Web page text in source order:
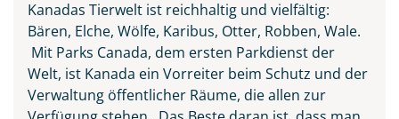
Kanadas Tierwelt ist reichhaltig und vielfältig:
Bären, Elche, Wölfe, Karibus, Otter, Robben, Wale.
Mit Parks Canada, dem ersten Parkdienst der
Welt, ist Kanada ein Vorreiter beim Schutz und der
Verwaltung öffentlicher Räume, die allen zur